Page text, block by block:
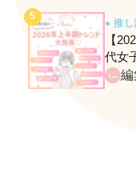
● 推し
【
代女
ネク編